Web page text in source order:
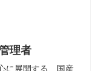
理者
に展開する、国産